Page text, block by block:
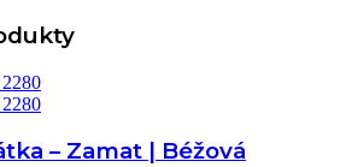
– Zamat | Béžová